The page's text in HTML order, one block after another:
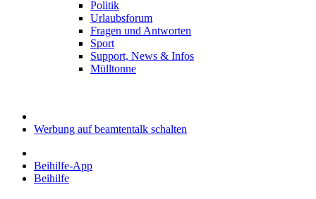
Politik
Urlaubsforum
Fragen und Antworten
Sport
Support, News & Infos
Mülltonne
Werbung auf beamtentalk schalten
Beihilfe-App
Beihilfe